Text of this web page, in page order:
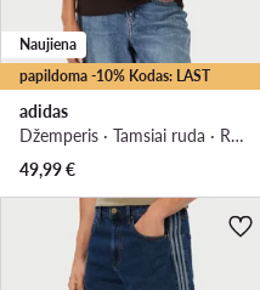
papildoma -10% Kodas: LAST
Naujiena
adidas
Džemperis · Tamsiai ruda · Regular Fit
49,99€